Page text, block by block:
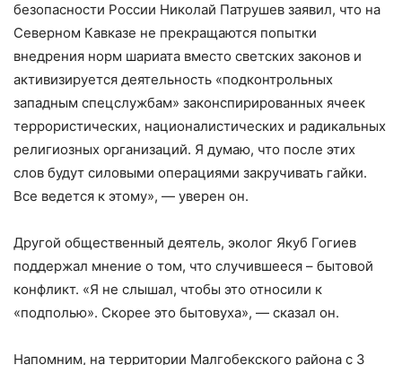
безопасности России Николай Патрушев заявил, что на
Северном Кавказе не прекращаются попытки
внедрения норм шариата вместо светских законов и
активизируется деятельность «подконтрольных
западным спецслужбам» законспирированных ячеек
террористических, националистических и радикальных
религиозных организаций. Я думаю, что после этих
слов будут силовыми операциями закручивать гайки.
Все ведется к этому», — уверен он.
Другой общественный деятель, эколог Якуб Гогиев
поддержал мнение о том, что случившееся – бытовой
конфликт. «Я не слышал, чтобы это относили к
«подполью». Скорее это бытовуха», — сказал он.
Напомним, на территории Малгобекского района с 3